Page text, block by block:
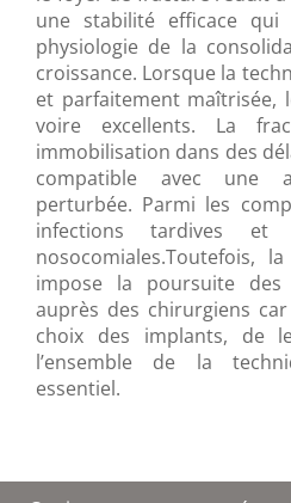
une stabilité efficace
physiologie de la
croissance. Lorsque la
et parfaitement maîtrisée,
voire excellents. La
immobilisation dans des
compatible avec une
perturbée. Parmi les
infections tardives et
nosocomiales.Toutefois,
impose la poursuite
auprès des chirurgiens
choix des implants, de
l’ensemble de la
essentiel.